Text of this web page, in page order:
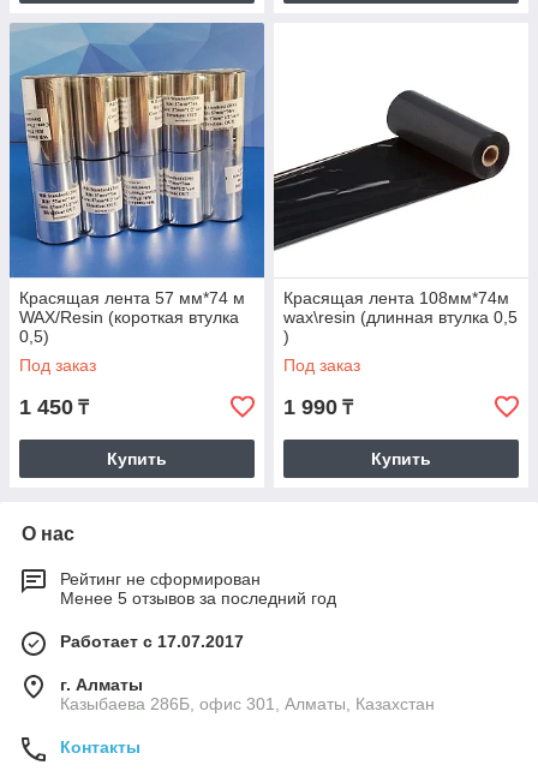
Красящая лента 57 мм*74 м
WAX/Resin (короткая втулка
0,5)
Под заказ
1 450 ₸
Купить
Красящая лента 108мм*74м
wax\resin (длинная втулка 0,5
)
Под заказ
1 990 ₸
Купить
О нас
Рейтинг не сформирован
Менее 5 отзывов за последний год
Работает с 17.07.2017
г. Алматы
Казыбаева 286Б, офис 301, Алматы, Казахстан
Контакты